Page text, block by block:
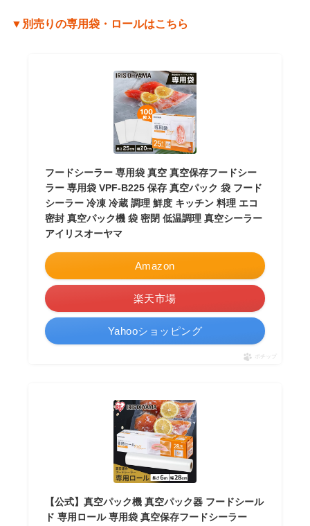
▼別売りの専用袋・ロールはこちら
フードシーラー 専用袋 真空 真空保存フードシー
ラー 専用袋 VPF-B225 保存 真空パック 袋 フード
シーラー 冷凍 冷蔵 調理 鮮度 キッチン 料理 エコ
密封 真空パック機 袋 密閉 低温調理 真空シーラー
アイリスオーヤマ
Amazon
楽天市場
Yahooショッピング
ポチップ
【公式】真空パック機 真空パック器 フードシール
ド 専用ロール 専用袋 真空保存フードシーラー